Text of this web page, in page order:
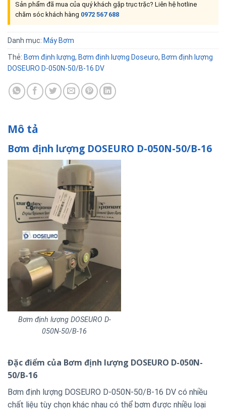
Sản phẩm đã mua của quý khách gặp trục trặc? Liên hệ hotline
chăm sóc khách hàng 0972 567 688
Danh mục: Máy Bơm
Thẻ: Bơm định lượng, Bơm định lượng Doseuro, Bơm định lượng
DOSEURO D-050N-50/B-16 DV
Mô tả
Bơm định lượng DOSEURO D-050N-50/B-16
Bơm định lượng DOSEURO D-
050N-50/B-16
Đặc điểm của Bơm định lượng DOSEURO D-050N-
50/B-16
Bơm định lượng DOSEURO D-050N-50/B-16 DV có nhiều
chất liệu tùy chọn khác nhau có thể bơm được nhiều loại